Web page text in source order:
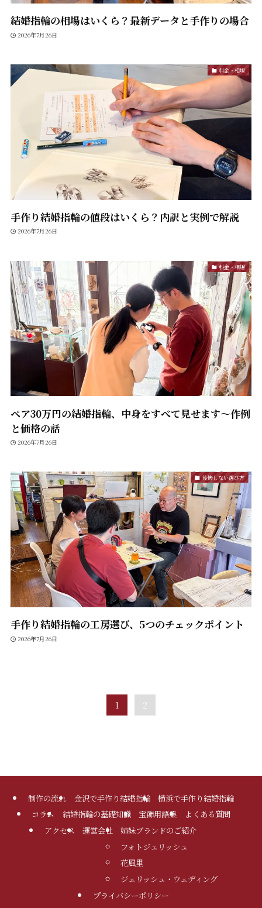
結婚指輪の相場はいくら？最新データと手作りの場合
2026年7月26日
料金・相場
手作り結婚指輪の値段はいくら？内訳と実例で解説
2026年7月26日
料金・相場
ペア30万円の結婚指輪、中身をすべて見せます〜作例
と価格の話
2026年7月26日
後悔しない選び方
手作り結婚指輪の工房選び、5つのチェックポイント
2026年7月26日
1 2
制作の流れ 金沢で手作り結婚指輪
横浜で手作り結婚指輪
コラム
結婚指輪の基礎知識 宝飾用語集
よくある質問
アクセス
運営会社
姉妹ブランドのご紹介
フォトジェリッシュ
花風里
ジェリッシュ・ウェディング
プライバシーポリシー